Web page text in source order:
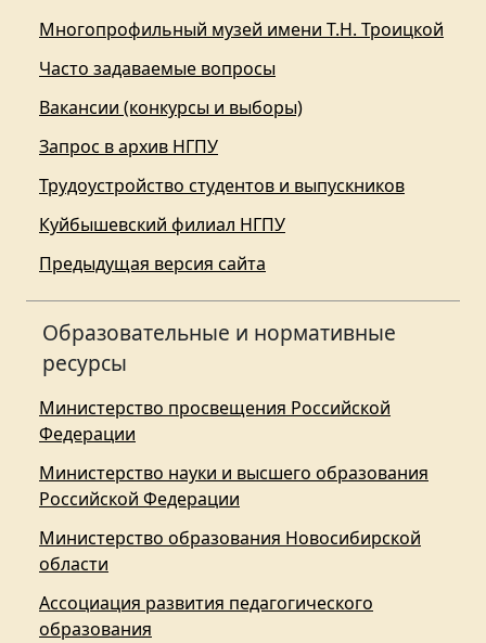
Многопрофильный музей имени Т.Н. Троицкой
Часто задаваемые вопросы
Вакансии (конкурсы и выборы)
Запрос в архив НГПУ
Трудоустройство студентов и выпускников
Куйбышевский филиал НГПУ
Предыдущая версия сайта
Образовательные и нормативные
ресурсы
Министерство просвещения Российской
Федерации
Министерство науки и высшего образования
Российской Федерации
Министерство образования Новосибирской
области
Ассоциация развития педагогического
образования